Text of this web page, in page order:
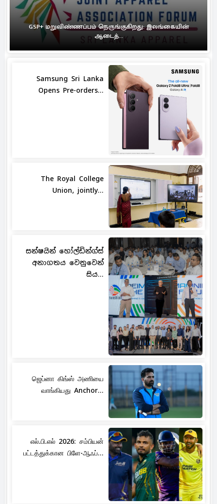
GSP+ மறுவிண்ணப்பம் நெருங்குகிறது: இலங்கையின்
ஆடைத்...
Samsung Sri Lanka
Opens Pre-orders...
The Royal College
Union, jointly...
සන්ෂයින් හෝල්ඩින්ග්ස්
අනාගතය වෙනුවෙන්
සිය...
ஜெப்னா கிங்ஸ் அணியை
வாங்கியது Anchor...
எல்.பி.எல் 2026: சம்பியன்
பட்டத்துக்கான பிளே-ஆஃப்...